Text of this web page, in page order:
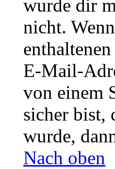
wurde dir
nicht.
E-Mail-
von einem
sicher bist,
wurde,
Nach oben